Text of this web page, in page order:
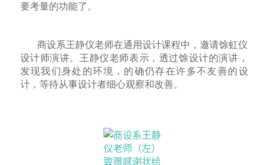
要考量的功能了。
商设系王静仪老师在通用设计课程中，邀请馀虹仪
设计师演讲。王静仪老师表示，透过馀设计的演讲，
发现我们身处的环境，的确仍存在许多不友善的设
计，等待从事设计者细心观察和改善。